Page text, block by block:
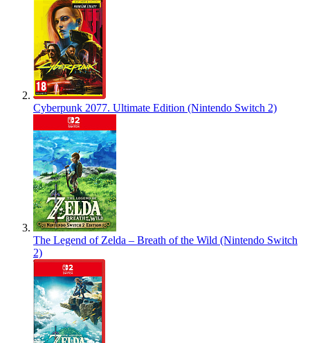
Cyberpunk 2077. Ultimate Edition (Nintendo Switch 2)
The Legend of Zelda – Breath of the Wild (Nintendo Switch
2)